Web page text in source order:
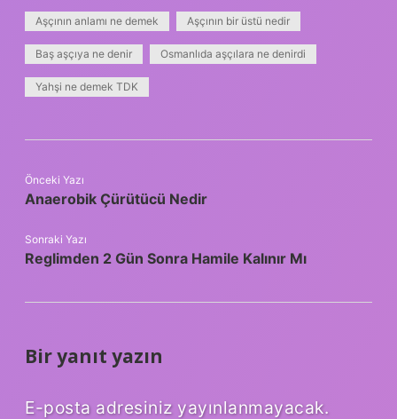
Aşçının anlamı ne demek Aşçının bir üstü nedir
Baş aşçıya ne denir Osmanlıda aşçılara ne denirdi
Yahşi ne demek TDK
Önceki Yazı
Anaerobik Çürütücü Nedir
Sonraki Yazı
Reglimden 2 Gün Sonra Hamile Kalınır Mı
Bir yanıt yazın
E-posta adresiniz yayınlanmayacak.